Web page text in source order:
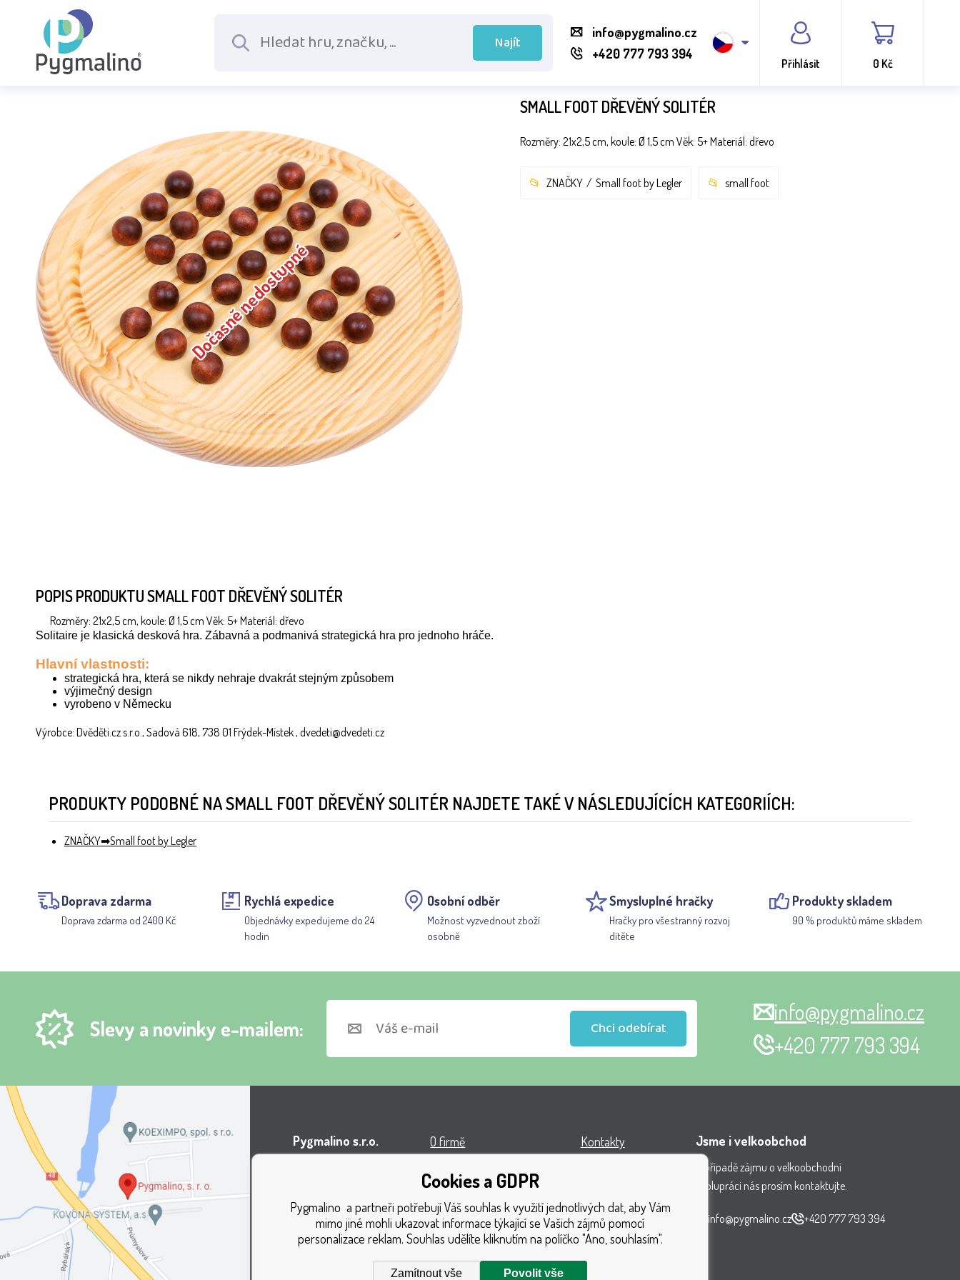
Najít
info@pygmalino.cz
+420 777 793 394
Přihlásit 0 Kč
Dočasně nedostupné
SMALL FOOT DŘEVĚNÝ SOLITÉR
Rozměry: 21x2,5 cm, koule: Ø 1,5 cm Věk: 5+ Materiál: dřevo
ZNAČKY Small foot by Legler small foot
POPIS PRODUKTU SMALL FOOT DŘEVĚNÝ SOLITÉR
Rozměry: 21x2,5 cm, koule: Ø 1,5 cm Věk: 5+ Materiál: dřevo
Solitaire je klasická desková hra. Zábavná a podmanivá strategická hra pro jednoho hráče.
Hlavní vlastnosti:
strategická hra, která se nikdy nehraje dvakrát stejným způsobem
výjimečný design
vyrobeno v Německu
Výrobce: Dvěděti.cz s.r.o., Sadová 618, 738 01 Frýdek-Místek , dvedeti@dvedeti.cz
PRODUKTY PODOBNÉ NA SMALL FOOT DŘEVĚNÝ SOLITÉR NAJDETE TAKÉ V NÁSLEDUJÍCÍCH KATEGORIÍCH:
ZNAČKY Small foot by Legler
Doprava zdarma
Doprava zdarma od 2400 Kč
Rychlá expedice
Objednávky expedujeme do 24
hodin
Osobní odběr
Možnost vyzvednout zboží
osobně
Smysluplné hračky
Hračky pro všestranný rozvoj
dítěte
Produkty skladem
90 % produktů máme skladem
Slevy a novinky e-mailem: Chci odebírat
info@pygmalino.cz
+420 777 793 394
Pygmalino s.r.o.
737 01 Český Těšín
O firmě
Doprava
Platba
GDPR
Reklamační řád
Kontakty
Katalog hraček
Mapa stránek
Jsme i velkoobchod
V případě zájmu o velkoobchodní
spolupráci nás prosím kontaktujte.
info@pygmalino.cz +420 777 793 394
Cookies a GDPR
Pygmalino a partneři potřebují Váš souhlas k využití jednotlivých dat, aby Vám
mimo jiné mohli ukazovat informace týkající se Vašich zájmů pomocí
personalizace reklam. Souhlas udělíte kliknutím na políčko "Ano, souhlasím".
Zamítnout vše Povolit vše